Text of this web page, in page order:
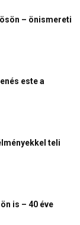
– önismereti
este a
teli
is – 40 éve